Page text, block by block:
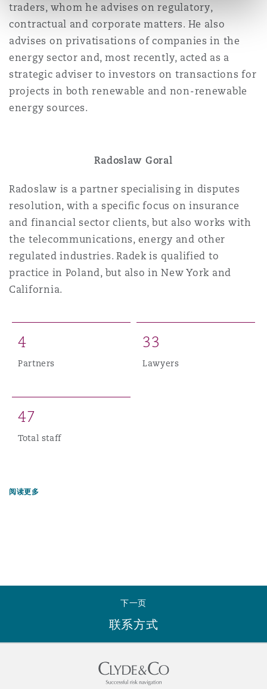
traders, whom he advises on regulatory,
contractual and corporate matters. He also
advises on privatisations of companies in the
energy sector and, most recently, acted as a
strategic adviser to investors on transactions for
projects in both renewable and non-renewable
energy sources.
Radoslaw Goral
Radoslaw is a partner specialising in disputes
resolution, with a specific focus on insurance
and financial sector clients, but also works with
the telecommunications, energy and other
regulated industries. Radek is qualified to
practice in Poland, but also in New York and
California.
4
Partners
33
Lawyers
47
Total staff
阅读更多
下一页
联系方式